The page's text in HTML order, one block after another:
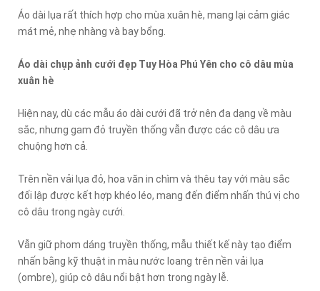
Áo dài lụa rất thích hợp cho mùa xuân hè, mang lại cảm giác
mát mẻ, nhẹ nhàng và bay bổng.
Áo dài chụp ảnh cưới đẹp Tuy Hòa Phú Yên cho cô dâu mùa
xuân hè
Hiện nay, dù các mẫu áo dài cưới đã trở nên đa dạng về màu
sắc, nhưng gam đỏ truyền thống vẫn được các cô dâu ưa
chuộng hơn cả.
Trên nền vải lụa đỏ, hoa văn in chìm và thêu tay với màu sắc
đối lập được kết hợp khéo léo, mang đến điểm nhấn thú vị cho
cô dâu trong ngày cưới.
Vẫn giữ phom dáng truyền thống, mẫu thiết kế này tạo điểm
nhấn bằng kỹ thuật in màu nước loang trên nền vải lụa
(ombre), giúp cô dâu nổi bật hơn trong ngày lễ.